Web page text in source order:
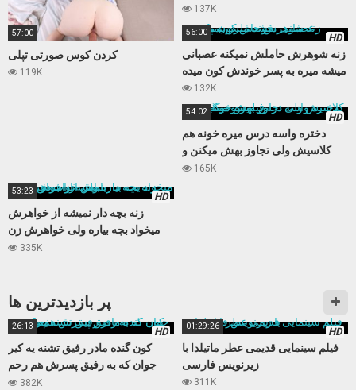
57:00
کردن کوس صورتی تپلی
119K
میکنه
137K
HD
56:00
زنه شوهرش حاملش نمیکنه عصبانی
میشه میره به پسر خوندش کون میده
132K
HD
54:02
دختره واسه درس میره خونه هم
کلاسیش ولی تجاوز بهش میکنن و
فیلمشو میگیرن
165K
HD
53:23
زنه بچه دار نمیشه از خواهرش
میخواد بچه بیاره ولی خواهرش زن
باباش از آب در میاد
335K
پر بازدید‌ترین ها
HD
26:13
کون گنده مادر رفیق تشنه یه کیر
جوان که به رفیق پسرش هم رحم
نمیکنه
382K
HD
01:29:26
فیلم سینمایی قدیمی عطر ماتیلدا با
زیرنویس فارسی
311K